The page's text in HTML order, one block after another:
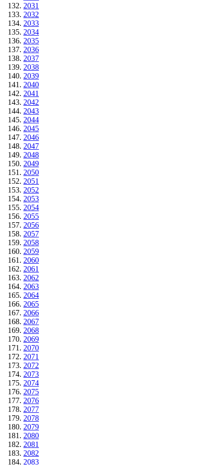
2031
2032
2033
2034
2035
2036
2037
2038
2039
2040
2041
2042
2043
2044
2045
2046
2047
2048
2049
2050
2051
2052
2053
2054
2055
2056
2057
2058
2059
2060
2061
2062
2063
2064
2065
2066
2067
2068
2069
2070
2071
2072
2073
2074
2075
2076
2077
2078
2079
2080
2081
2082
2083